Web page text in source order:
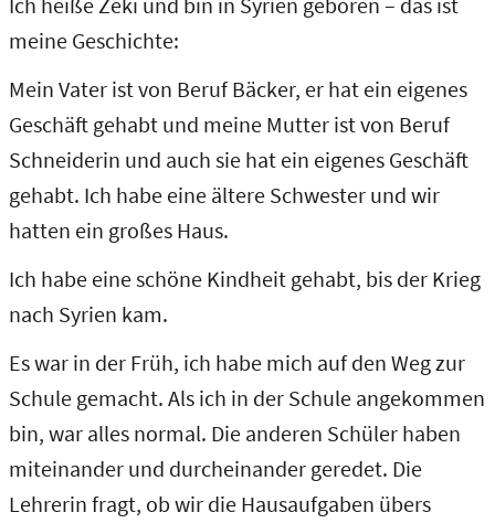
meine Geschichte:
Mein Vater ist von Beruf Bäcker, er hat ein eigenes
Geschäft gehabt und meine Mutter ist von Beruf
Schneiderin und auch sie hat ein eigenes Geschäft
gehabt. Ich habe eine ältere Schwester und wir
hatten ein großes Haus.
Ich habe eine schöne Kindheit gehabt, bis der Krieg
nach Syrien kam.
Es war in der Früh, ich habe mich auf den Weg zur
Schule gemacht. Als ich in der Schule angekommen
bin, war alles normal. Die anderen Schüler haben
miteinander und durcheinander geredet. Die
Lehrerin fragt, ob wir die Hausaufgaben übers